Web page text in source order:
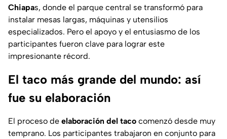
Chiapas, donde el parque central se transformó para
instalar mesas largas, máquinas y utensilios
especializados. Pero el apoyo y el entusiasmo de los
participantes fueron clave para lograr este
impresionante récord.
El taco más grande del mundo: así
fue su elaboración
El proceso de elaboración del taco comenzó desde muy
temprano. Los participantes trabajaron en conjunto para